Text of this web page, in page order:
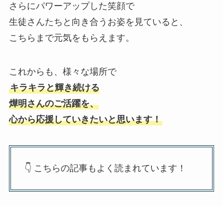
さらにパワーアップした笑顔で
生徒さんたちと向き合うお姿を見ていると、
こちらまで元気をもらえます。
これからも、様々な場所で
キラキラと輝き続ける
燁明さんのご活躍を、
心から応援していきたいと思います！
👇 こちらの記事もよく読まれています！